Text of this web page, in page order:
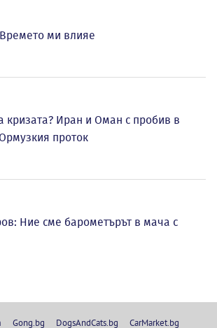
ми влияе
кризата? Иран и Оман с пробив в
проток
Ние сме барометърът в мача с
Gong.bg DogsAndCats.bg CarMarket.bg